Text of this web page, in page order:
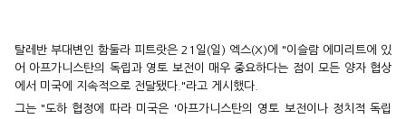
탈레반 부대변인 함둘라 피트랏은 21일(일) 엑스(X)에 "이슬람 에미리트에 있
어 아프가니스탄의 독립과 영토 보전이 매우 중요하다는 점이 모든 양자 협상
에서 미국에 지속적으로 전달됐다."라고 게시했다.
그는 "도하 협정에 따라 미국은 '아프가니스탄의 영토 보전이나 정치적 독립